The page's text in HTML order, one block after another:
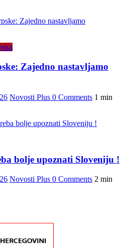
Zajedno nastavljamo
Novosti Plus 0 Comments 1 min
bolje upoznati Sloveniju !
Novosti Plus 0 Comments 2 min